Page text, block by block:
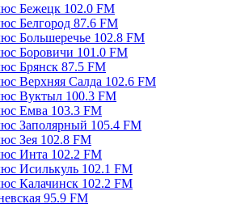
Бежецк 102.0 FM
Белгород 87.6 FM
Большеречье 102.8 FM
Боровичи 101.0 FM
Брянск 87.5 FM
Верхняя Салда 102.6 FM
Вуктыл 100.3 FM
Емва 103.3 FM
Заполярный 105.4 FM
Зея 102.8 FM
Инта 102.2 FM
Исилькуль 102.1 FM
Калачинск 102.2 FM
95.9 FM